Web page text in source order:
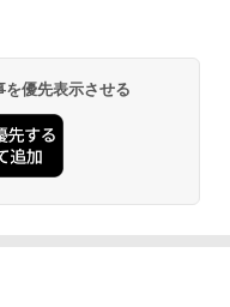
急速冷凍 空間倍増 衛生的
長持ち
大型 ビーチ アウトドアパ
優先表示させる